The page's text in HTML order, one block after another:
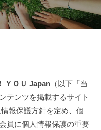
ＹＯＵ Japan （以下「当
テンツを掲載するサイト
報保護方針を定め、個
員に個人情報保護の重要